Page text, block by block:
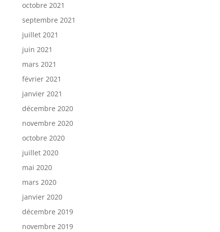
octobre 2021
septembre 2021
juillet 2021
juin 2021
mars 2021
février 2021
janvier 2021
décembre 2020
novembre 2020
octobre 2020
juillet 2020
mai 2020
mars 2020
janvier 2020
décembre 2019
novembre 2019